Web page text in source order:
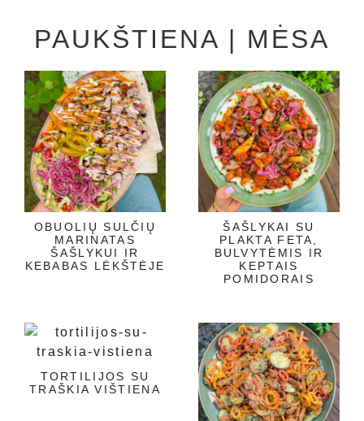
PAUKŠTIENA | MĖSA
OBUOLIŲ SULČIŲ
MARINATAS
ŠAŠLYKUI IR
KEBABAS LĖKŠTĖJE
ŠAŠLYKAI SU
PLAKTA FETA,
BULVYTĖMIS IR
KEPTAIS
POMIDORAIS
TORTILIJOS SU
TRAŠKIA VIŠTIENA